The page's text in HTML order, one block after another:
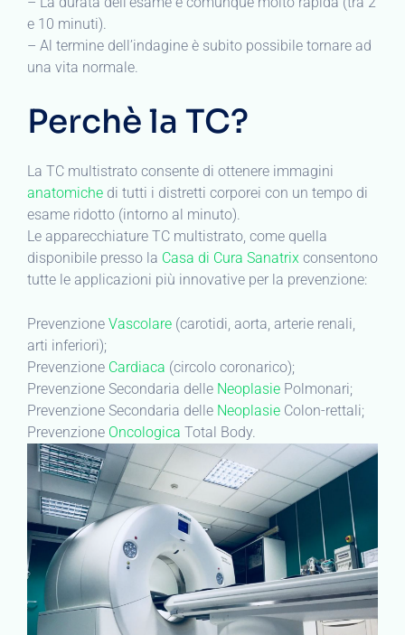
e 10 minuti).
– Al termine dell’indagine è subito possibile tornare ad
una vita normale.
Perchè la TC?
La TC multistrato consente di ottenere immagini
anatomiche di tutti i distretti corporei con un tempo di
esame ridotto (intorno al minuto).
Le apparecchiature TC multistrato, come quella
disponibile presso la Casa di Cura Sanatrix consentono
tutte le applicazioni più innovative per la prevenzione:
Prevenzione Vascolare (carotidi, aorta, arterie renali,
arti inferiori);
Prevenzione Cardiaca (circolo coronarico);
Prevenzione Secondaria delle Neoplasie Polmonari;
Prevenzione Secondaria delle Neoplasie Colon-rettali;
Prevenzione Oncologica Total Body.